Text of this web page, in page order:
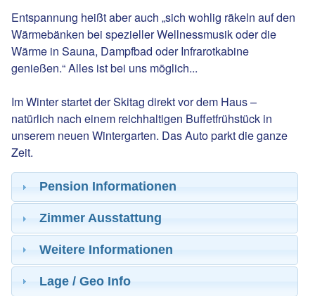
Entspannung heißt aber auch „sich wohlig räkeln auf den
Wärmebänken bei spezieller Wellnessmusik oder die
Wärme in Sauna, Dampfbad oder Infrarotkabine
genießen.“ Alles ist bei uns möglich...
Im Winter startet der Skitag direkt vor dem Haus –
natürlich nach einem reichhaltigen Buffetfrühstück in
unserem neuen Wintergarten. Das Auto parkt die ganze
Zeit.
Pension Informationen
Zimmer Ausstattung
Weitere Informationen
Lage / Geo Info